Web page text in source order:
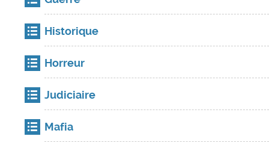
Historique
Horreur
Judiciaire
Mafia